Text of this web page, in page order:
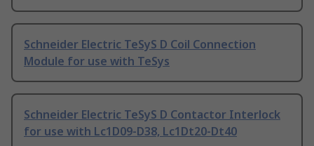
Schneider Electric TeSyS D Coil Connection
Module for use with TeSys
Schneider Electric TeSyS D Contactor Interlock
for use with Lc1D09-D38, Lc1Dt20-Dt40